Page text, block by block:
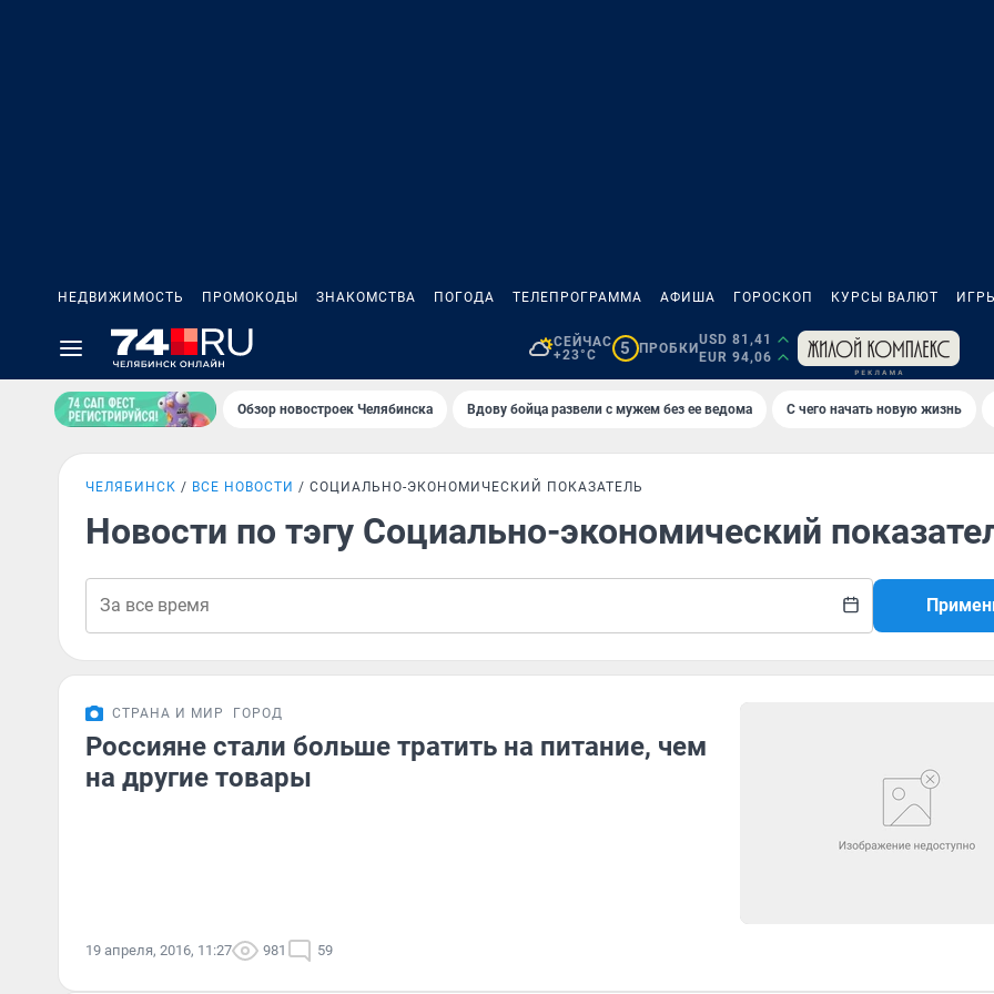
НЕДВИЖИМОСТЬ ПРОМОКОДЫ ЗНАКОМСТВА ПОГОДА ТЕЛЕПРОГРАММА АФИША ГОРОСКОП КУРСЫ ВАЛЮТ ИГРЫ
СЕЙЧАС
+23°C
5 ПРОБКИ
USD 81,41
EUR 94,06
Обзор новостроек Челябинска Вдову бойца развели с мужем без ее ведома С чего начать новую жизнь
ЧЕЛЯБИНСК ВСЕ НОВОСТИ СОЦИАЛЬНО-ЭКОНОМИЧЕСКИЙ ПОКАЗАТЕЛЬ
Новости по тэгу Социально-экономический
СТРАНА И МИР ГОРОД
Россияне стали больше тратить на питание, чем
на другие товары
19 апреля, 2016, 11:27 981 59